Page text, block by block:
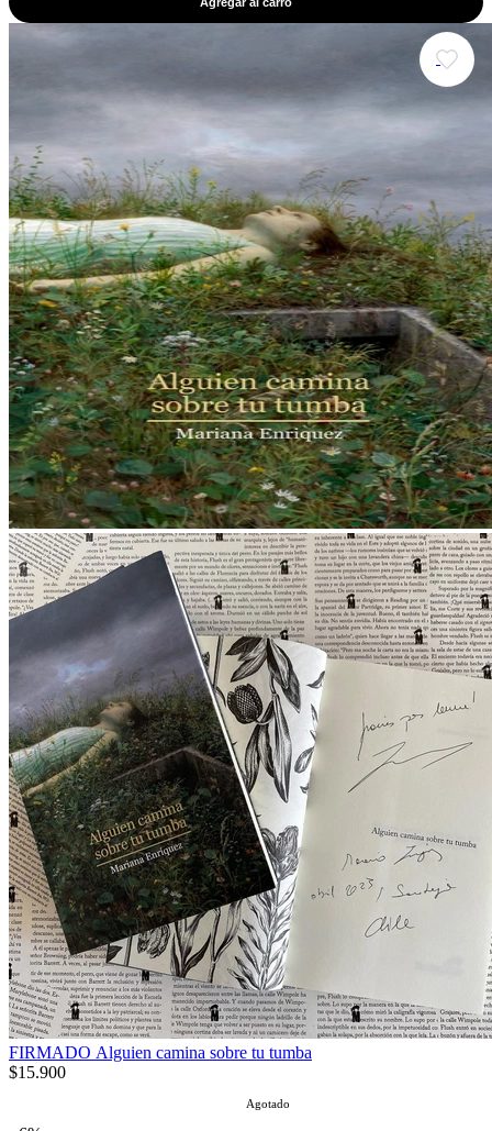
FIRMADO Alguien camina sobre tu tumba
$15.900
Agotado